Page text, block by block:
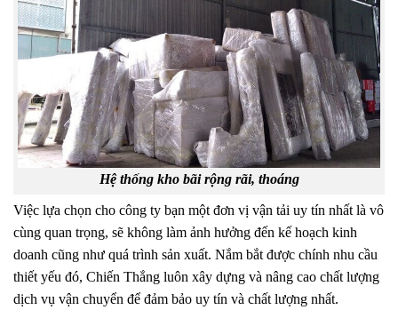
Hệ thống kho bãi rộng rãi, thoáng
Việc lựa chọn cho công ty bạn một đơn vị vận tải uy tín nhất là vô
cùng quan trọng, sẽ không làm ảnh hưởng đến kế hoạch kinh
doanh cũng như quá trình sản xuất. Nắm bắt được chính nhu cầu
thiết yếu đó, Chiến Thắng luôn xây dựng và nâng cao chất lượng
dịch vụ vận chuyển để đảm bảo uy tín và chất lượng nhất.